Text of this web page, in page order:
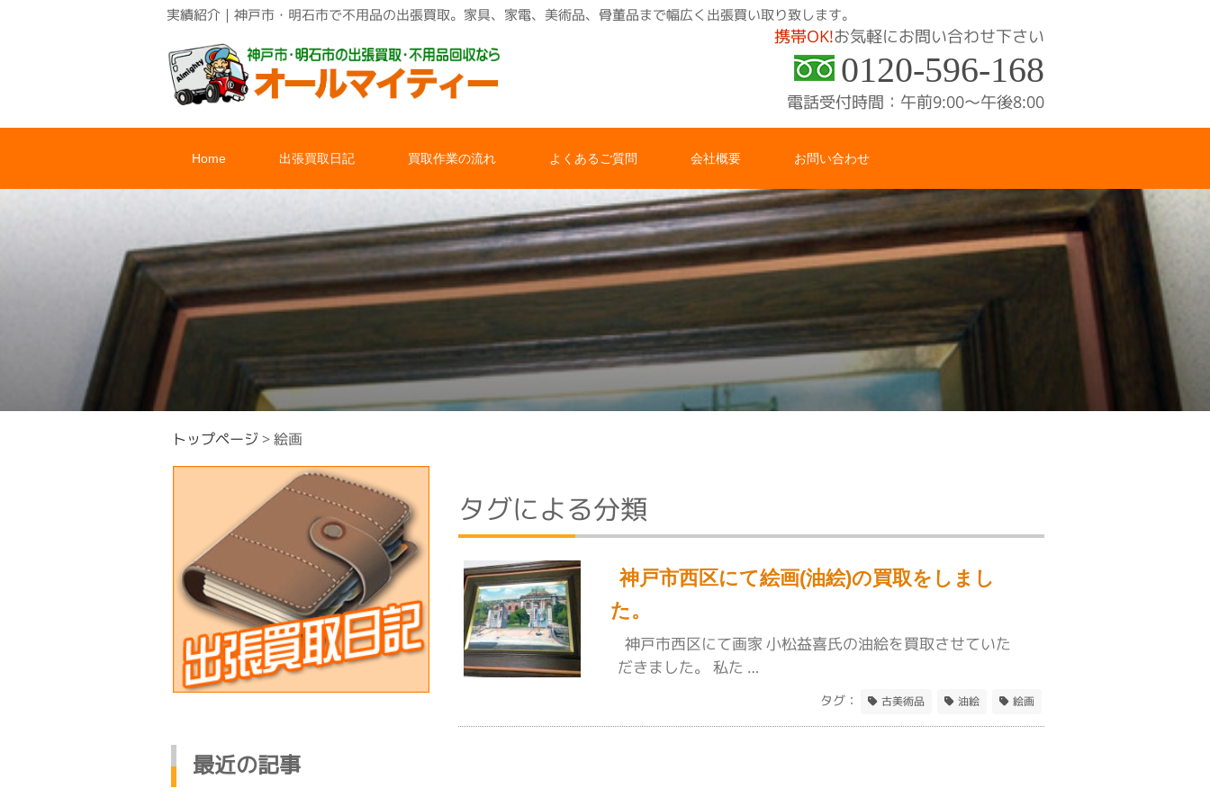
実績紹介｜神戸市・明石市で不用品の出張買取。家具、家電、美術品、骨董品まで幅広く出張買い取り致します。
携帯OK!お気軽にお問い合わせ下さい
0120-596-168
電話受付時間：午前9:00〜午後8:00
Home 出張買取日記 買取作業の流れ よくあるご質問 会社概要 お問い合わせ
トップページ> 絵画
タグによる分類
神戸市西区にて絵画(油絵)の買取をしまし
た。
神戸市西区にて画家 小松益喜氏の油絵を買取させていた
だきました。 私た …
タグ： 古美術品 油絵 絵画
最近の記事